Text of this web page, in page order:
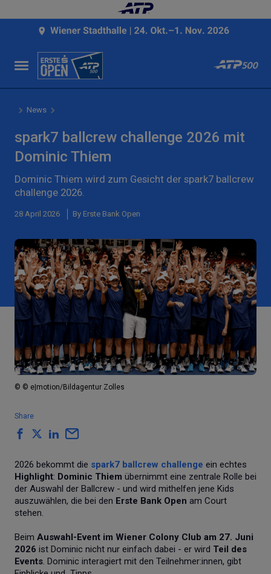
News
spark7 ballcrew challenge 2026 mit
Dominic Thiem
Dominic Thiem wird zum Gesicht der spark7 ballcrew
challenge 2026.
28 April 2026 By Erste Bank Open
© © e|motion/Bildagentur Zolles
Share
2026 bekommt die spark7 ballcrew challenge ein echtes
Highlight: Dominic Thiem übernimmt eine zentrale Rolle bei
der Auswahl der Ballcrew - und wird mithelfen jene Kids
auszuwählen, die bei den Erste Bank Open am Court
stehen.
Beim Auswahl-Event im Wiener Colony Club am 27. Juni
2026 ist Dominic nicht nur einfach dabei - er wird Teil des
Events. Dominic interagiert mit den Teilnehmer:innen, gibt